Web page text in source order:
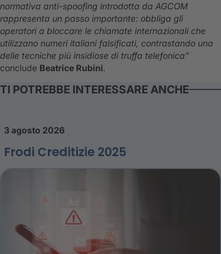
normativa anti-spoofing introdotta da AGCOM
rappresenta un passo importante: obbliga gli
operatori a bloccare le chiamate internazionali che
utilizzano numeri italiani falsificati, contrastando una
delle tecniche più insidiose di truffa telefonica”
conclude Beatrice Rubini.
TI POTREBBE INTERESSARE ANCHE
3 agosto 2026
Frodi Creditizie 2025